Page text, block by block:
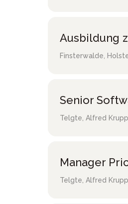
Ausbildung
Finsterwalde
Senior
Telgte Alfred
Manager
Telgte Alfred